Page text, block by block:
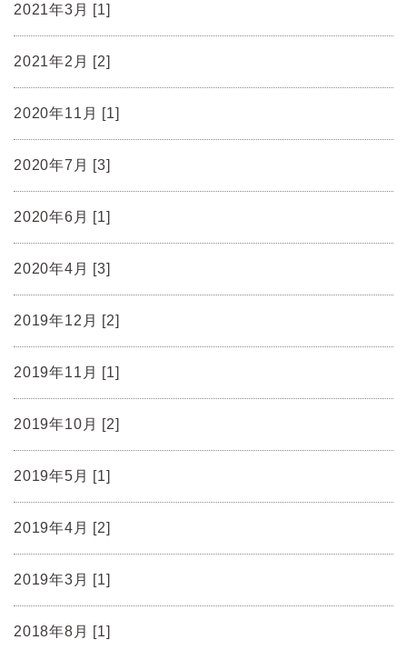
2021年3月 [1]
2021年2月 [2]
2020年11月 [1]
2020年7月 [3]
2020年6月 [1]
2020年4月 [3]
2019年12月 [2]
2019年11月 [1]
2019年10月 [2]
2019年5月 [1]
2019年4月 [2]
2019年3月 [1]
2018年8月 [1]